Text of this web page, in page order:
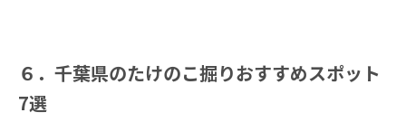
６．千葉県のたけのこ掘りおすすめスポット
7選